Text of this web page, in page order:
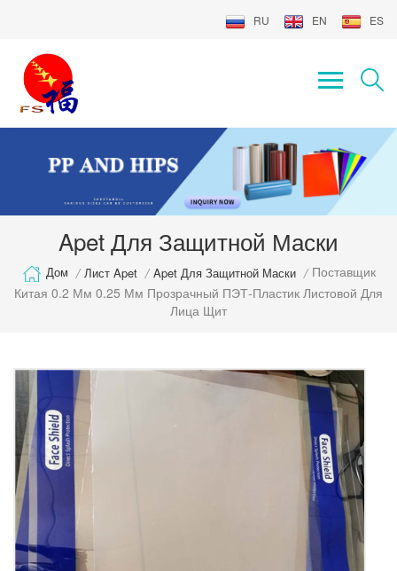
RU EN ES
Apet Для Защитной Маски
Дом / Лист Apet / Apet Для Защитной Маски / Поставщик
Китая 0.2 Мм 0.25 Мм Прозрачный ПЭТ-Пластик Листовой Для
Лица Щит